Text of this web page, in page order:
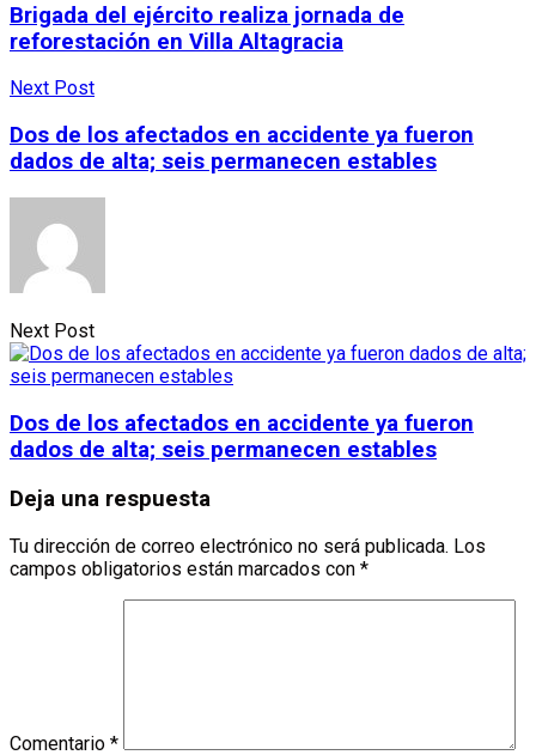
Brigada del ejército realiza jornada de
reforestación en Villa Altagracia
Next Post
Dos de los afectados en accidente ya fueron
dados de alta; seis permanecen estables
Next Post
Dos de los afectados en accidente ya fueron
dados de alta; seis permanecen estables
Deja una respuesta
Tu dirección de correo electrónico no será publicada. Los
campos obligatorios están marcados con *
Comentario *